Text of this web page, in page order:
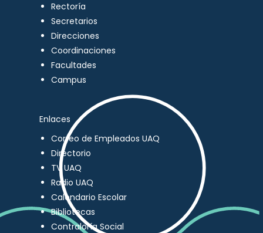
Rectoría
Secretarios
Direcciones
Coordinaciones
Facultades
Campus
Enlaces
Correo de Empleados UAQ
Directorio
TV UAQ
Radio UAQ
Calendario Escolar
Bibliotecas
Contraloría Social